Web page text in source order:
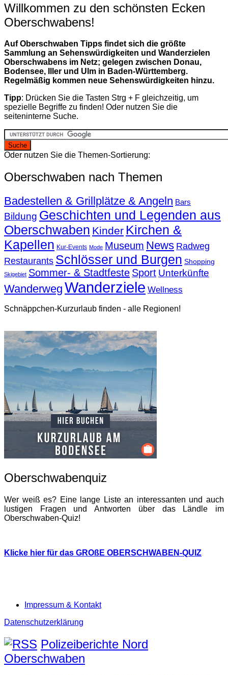
Willkommen zu den schönsten Ecken
Oberschwabens!
Auf Oberschwaben Tipps findet sich die größte
Sammlung an Sehenswürdigkeiten und Wanderzielen
Oberschwabens im Netz; gelegen zwischen Donau,
Bodensee, Iller und Ulm in Baden-Württemberg.
Regelmäßig kommen neue Sehenswürdigkeiten hinzu.
Tipp: Drücken Sie die Tasten Strg + F gleichzeitig, um
spezielle Begriffe zu finden! Oder nutzen Sie die
seiteninterne Suche.
Oder nutzen Sie die Themen-Sortierung:
Oberschwaben nach Themen
Badestellen & Grillplätze & Angeln Bars
Bildung Geschichten und Legenden aus
Oberschwaben Kinder Kirchen &
Kapellen Kur-Events Mode Museum News Radweg
Restaurants Schlösser und Burgen Shopping
Skigebiet Sommer- & Stadtfeste Sport Unterkünfte
Wanderweg Wanderziele Wellness
Schnäppchen-Kurzurlaub finden - alle Regionen!
Oberschwabenquiz
Wer weiß es? Eine lange Liste an interessanten und auch
lustigen Fragen und Antworten über das Ländle im
Oberschwaben-Quiz!
Klicke hier für das GROßE OBERSCHWABEN-QUIZ
Impressum & Kontakt
Datenschutzerklärung
Polizeiberichte Nord
Oberschwaben